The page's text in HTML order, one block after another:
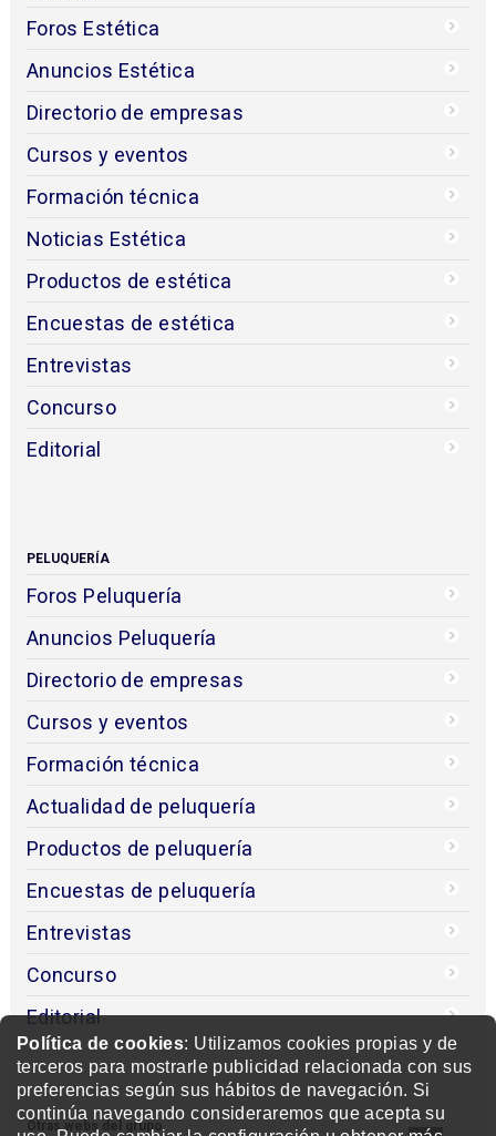
Política de cookies: Utilizamos cookies propias y de
terceros para mostrarle publicidad relacionada con sus
preferencias según sus hábitos de navegación. Si
continúa navegando consideraremos que acepta su
Foros Estética
Anuncios Estética
Directorio de empresas
Cursos y eventos
Formación técnica
Noticias Estética
Productos de estética
Encuestas de estética
Entrevistas
Concurso
Editorial
PELUQUERÍA
Foros Peluquería
Anuncios Peluquería
Directorio de empresas
Cursos y eventos
Formación técnica
Actualidad de peluquería
Productos de peluquería
Encuestas de peluquería
Entrevistas
Concurso
Editorial
Otras webs del grupo